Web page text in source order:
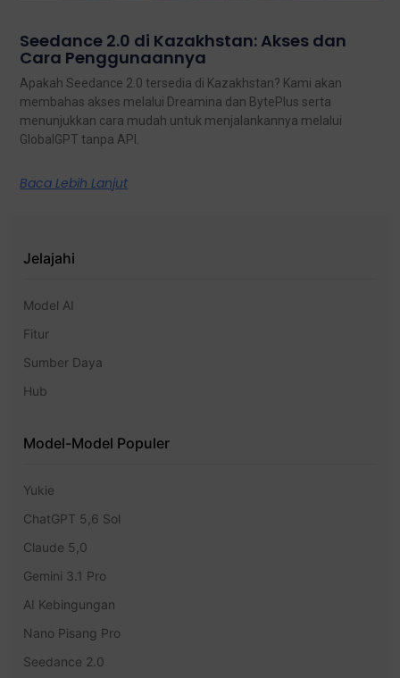
Seedance 2.0 di Kazakhstan: Akses dan
Cara Penggunaannya
Apakah Seedance 2.0 tersedia di Kazakhstan? Kami akan
membahas akses melalui Dreamina dan BytePlus serta
menunjukkan cara mudah untuk menjalankannya melalui
GlobalGPT tanpa API.
Baca Lebih Lanjut
Jelajahi
Model AI
Fitur
Sumber Daya
Hub
Model-Model Populer
Yukie
ChatGPT 5,6 Sol
Claude 5,0
Gemini 3.1 Pro
AI Kebingungan
Nano Pisang Pro
Seedance 2.0